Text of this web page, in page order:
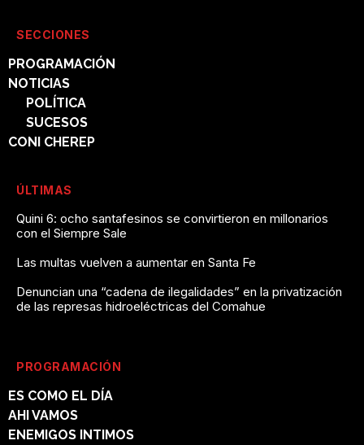
SECCIONES
PROGRAMACIÓN
NOTICIAS
POLÍTICA
SUCESOS
CONI CHEREP
ÚLTIMAS
Quini 6: ocho santafesinos se convirtieron en millonarios
con el Siempre Sale
Las multas vuelven a aumentar en Santa Fe
Denuncian una “cadena de ilegalidades” en la privatización
de las represas hidroeléctricas del Comahue
PROGRAMACIÓN
ES COMO EL DÍA
AHI VAMOS
ENEMIGOS INTIMOS